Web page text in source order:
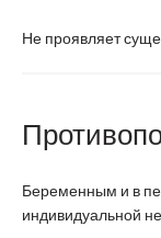
Не проявляет
Беременным и в
индивидуальной